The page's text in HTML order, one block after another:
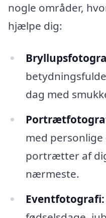
nogle områder,
hjælpe dig:
dag med
med
portrætter af
nærmeste.
Eventfotografi: